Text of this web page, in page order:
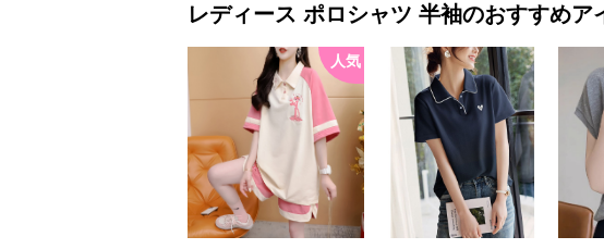
レディース ポロシャツ 半袖のおすすめア
人気